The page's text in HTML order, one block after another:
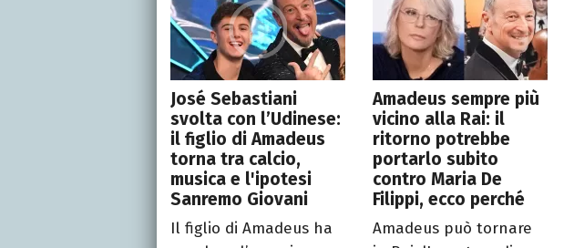
José Sebastiani
svolta con l’Udinese:
il figlio di Amadeus
torna tra calcio,
musica e l'ipotesi
Sanremo Giovani
Il figlio di Amadeus ha
Amadeus sempre più
vicino alla Rai: il
ritorno potrebbe
portarlo subito
contro Maria De
Filippi, ecco perché
Amadeus può tornare